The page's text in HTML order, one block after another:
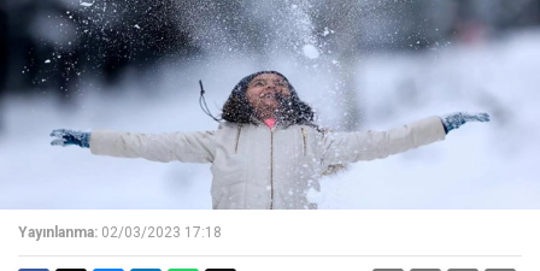
Yayınlanma: 02/03/2023 17:18